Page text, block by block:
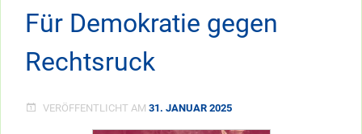
Für Demokratie gegen
Rechtsruck
VERÖFFENTLICHT AM 31. JANUAR 2025